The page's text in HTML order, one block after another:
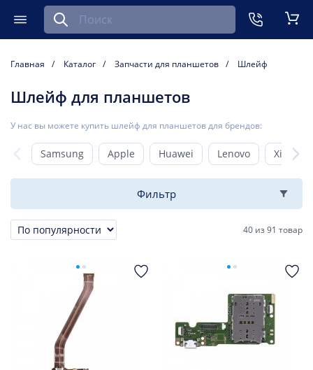
Меню
Найти запчасть для мобильного устройства
Главная Каталог Запчасти для планшетов Шлейф
Шлейф для планшетов
У нас вы можете купить шлейф для планшетов для брендов:
Samsung Apple Huawei Lenovo Xiaomi
Фильтр
Сортировка 40 из91 товар